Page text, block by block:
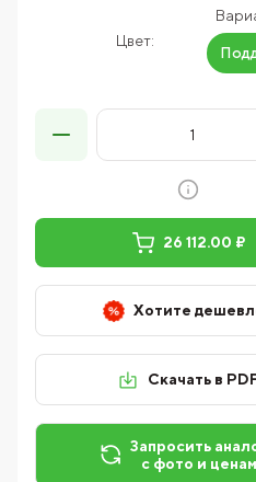
Цвет:
26 112.00 ₽
Хотите
Скачать в
Запросить
с фото и